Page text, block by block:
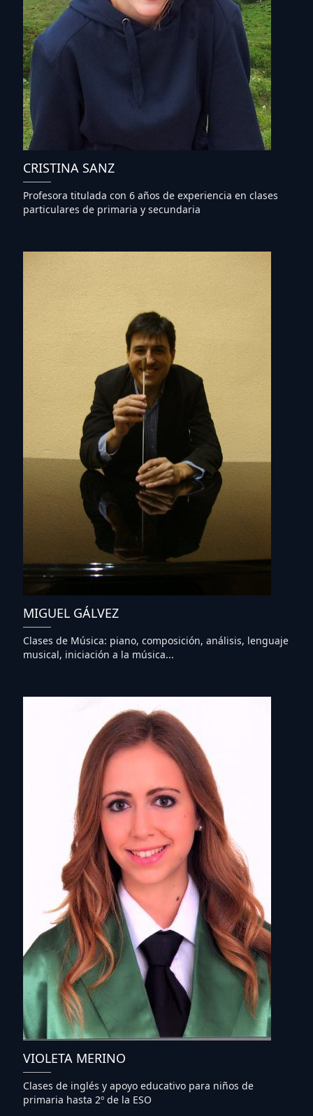
CRISTINA SANZ
Profesora titulada con 6 años de experiencia en clases
particulares de primaria y secundaria
MIGUEL GÁLVEZ
Clases de Música: piano, composición, análisis, lenguaje
musical, iniciación a la música...
VIOLETA MERINO
Clases de inglés y apoyo educativo para niños de
primaria hasta 2º de la ESO